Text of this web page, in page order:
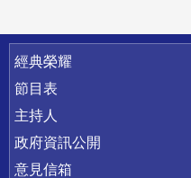
快速連結
經典榮耀
節目表
主持人
政府資訊公開
意見信箱